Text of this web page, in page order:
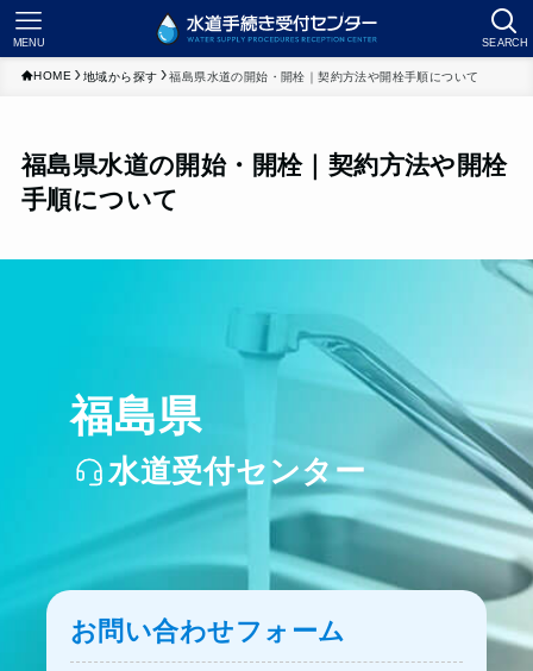
SEARCH
MENU
HOME 地域から探す 福島県水道の開始・開栓｜契約方法や開栓手順について
福島県水道の開始・開栓｜契約方法や開栓
手順について
福島県
水道受付センター
お問い合わせフォーム